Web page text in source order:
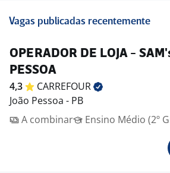
Vagas publicadas recentemente
OPERADOR DE LOJA -
PESSOA
4,3
CARREFOUR
João Pessoa - PB
A combinar
Ensino Médio (2º